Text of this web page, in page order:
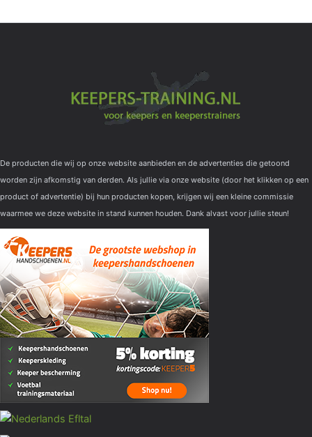
De producten die wij op onze website aanbieden en de advertenties die getoond
worden zijn afkomstig van derden. Als jullie via onze website (door het klikken op een
product of advertentie) bij hun producten kopen, krijgen wij een kleine commissie
waarmee we deze website in stand kunnen houden. Dank alvast voor jullie steun!